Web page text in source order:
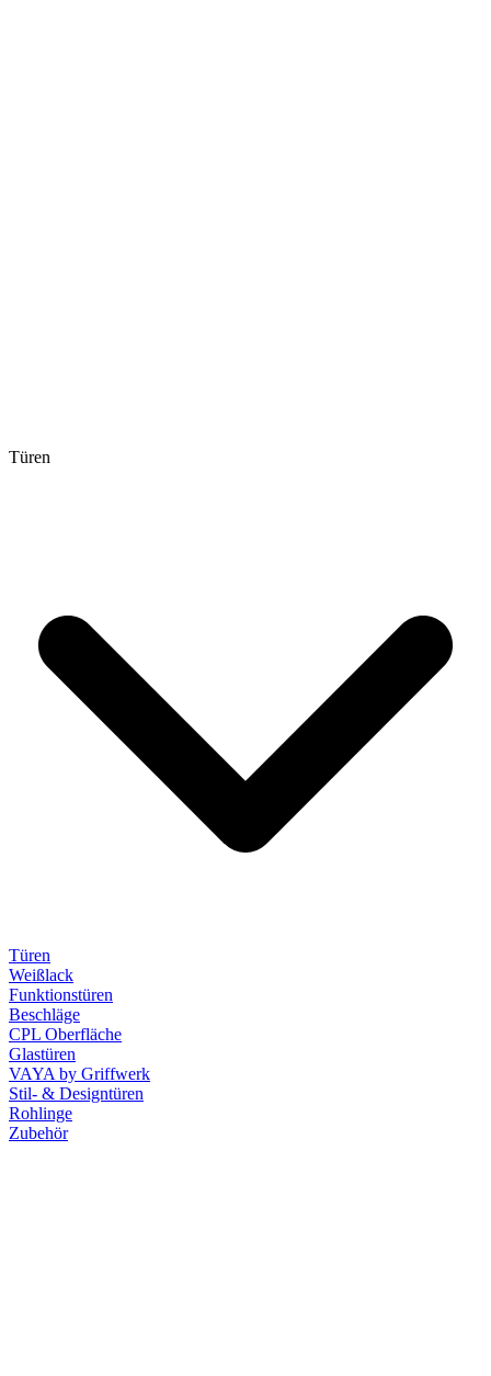
Türen
Türen
Weißlack
Funktionstüren
Beschläge
CPL Oberfläche
Glastüren
VAYA by Griffwerk
Stil- & Designtüren
Rohlinge
Zubehör